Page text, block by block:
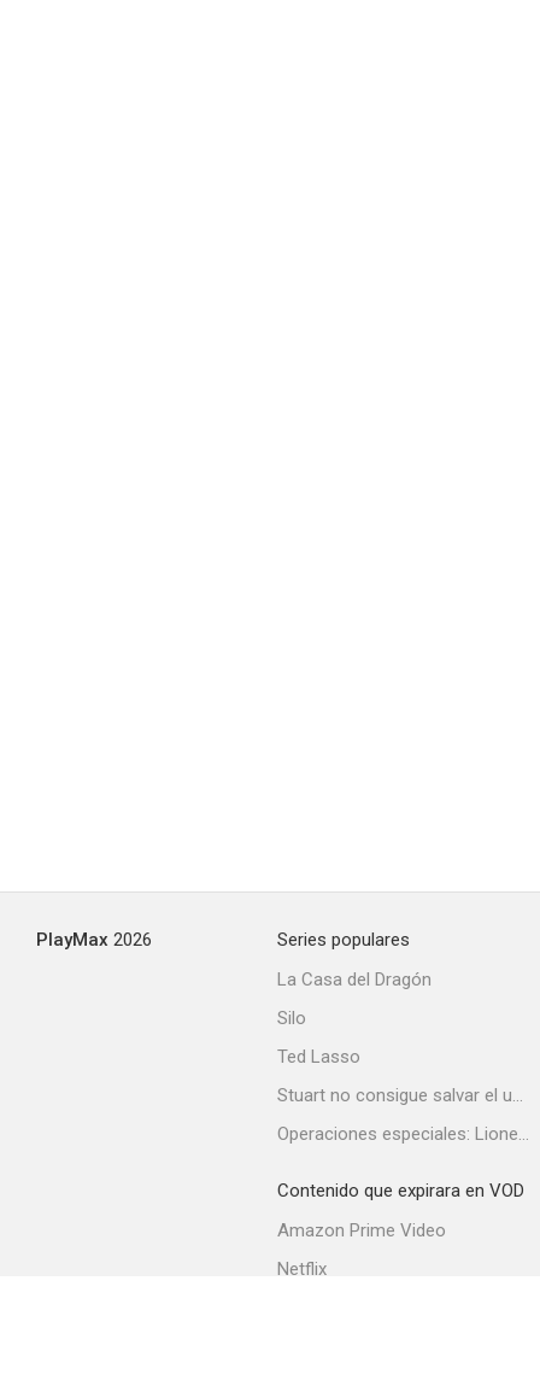
PlayMax 2026
Series populares
La Casa del Dragón
Silo
Ted Lasso
Stuart no consigue salvar el universo
Operaciones especiales: Lioness
Contenido que expirara en VOD
Amazon Prime Video
Netflix